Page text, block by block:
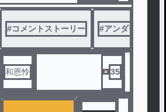
#コメントストーリー #アンダーテール
和恩怜 35